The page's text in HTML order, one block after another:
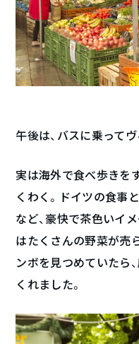
午後は、バスに乗って
実は海外で食べ歩きを
くわく。ドイツの食事
など、豪快で茶色いイ
はたくさんの野菜が売
ンボを見つめていたら
くれました。